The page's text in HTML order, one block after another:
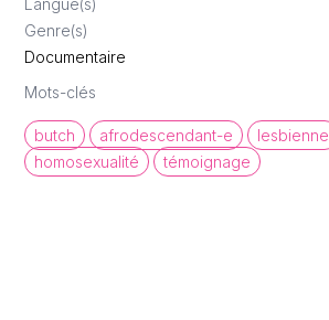
Langue(s)
Genre(s)
Documentaire
Mots-clés
butch afrodescendant-e
lesbienne
homosexualité
témoignage